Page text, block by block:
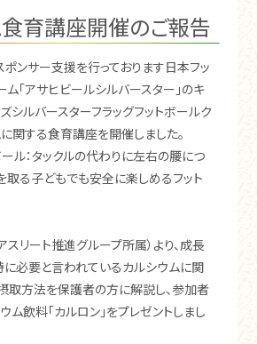
育講座開催のご報告
ンサー支援を行っております日本フッ
ム「アサヒビールシルバースター」のキ
シルバースターフラッグフットボールク
関する食育講座を開催しました。
ル：タックルの代わりに左右の腰につ
取る子どもでも安全に楽しめるフット
リート推進グループ所属）より、成長
に必要と言われているカルシウムに関
取方法を保護者の方に解説し、参加者
飲料「カルロン」をプレゼントしまし